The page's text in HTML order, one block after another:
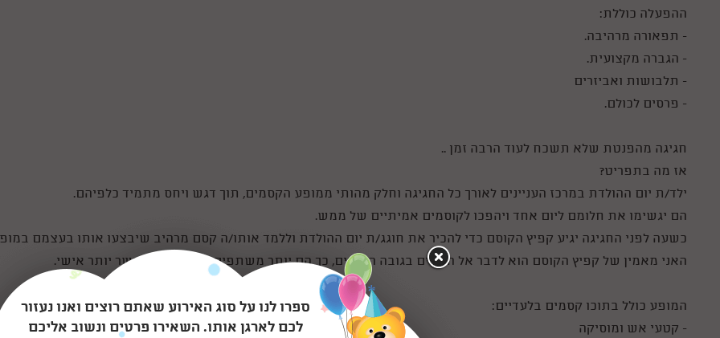
ההפעלה כוללת:
- תפאורה מרהיבה.
- הגברה מקצועית.
- תלבושות ואביזרים
- פרסים לכולם.
חגיגה מהפנטת שלא תשכח לעוד הרבה זמן ..
אז מה בתפריט?
ילד/ת יום ההולדת במרכז העניינים לאורך כל החגיגה וחלק מהותי ממופע הקסמים, תוך דגש ויחס מתמיד כלפיהם.
הם יגשימו את חלומם ליום אחד ויהפכו לקוסמים אמיתיים של ממש.
כשעה לפני החגיגה יגיע קפיץ הקוסם כדי להכיר את חוגג/ת יום ההולדת וללמד אותו/ה קסם מרהיב שיבצעו אותו בעצמם
האני מאמין של קפיץ הקוסם הוא לדבר אל הילדים בגובה העיניים, כך הם יותר משתפים פעולה ונוצר קשר יותר אישי.
המופע כולל בתוכו קסמים בלעדיים:
- קטעי אש ומוסיקה
ספרו לנו על סוג האירוע שאתם רוצים ואנו נעזור
לכם לארגן אותו. השאירו פרטים ונשוב אליכם